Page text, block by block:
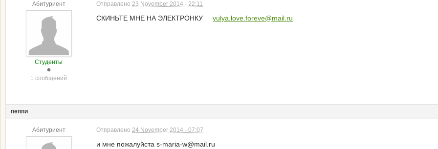
Абитуриент
Студенты
1 сообщений
Отправлено 23 November 2014 - 22:11
СКИНЬТЕ МНЕ НА ЭЛЕКТРОНКУ yulya.love.foreve@mail.ru
пеппи
Абитуриент Отправлено 24 November 2014 - 07:07
и мне пожалуйста s-maria-w@mail.ru